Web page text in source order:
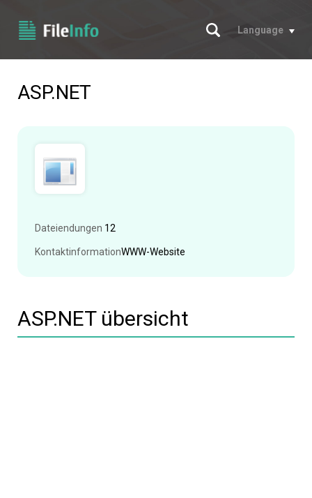
Suche
Language
ASP.NET
Dateiendungen 12
KontaktinformationWWW-Website
ASP.NET übersicht